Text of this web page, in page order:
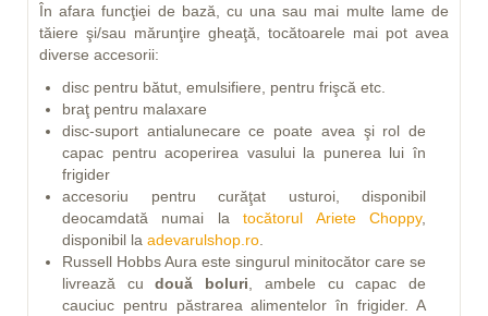
În afara funcţiei de bază, cu una sau mai multe lame de
tăiere şi/sau mărunţire gheaţă, tocătoarele mai pot avea
diverse accesorii:
disc pentru bătut, emulsifiere, pentru frişcă etc.
braţ pentru malaxare
disc-suport antialunecare ce poate avea şi rol de
capac pentru acoperirea vasului la punerea lui în
frigider
accesoriu pentru curăţat usturoi, disponibil
deocamdată numai latocătorul Ariete Choppy,
disponibil la adevarulshop.ro
Russell Hobbs Aura este singurul minitocător care se
livrează cudouă boluri , ambele cu capac de
cauciuc pentru păstrarea alimentelor în frigider. A